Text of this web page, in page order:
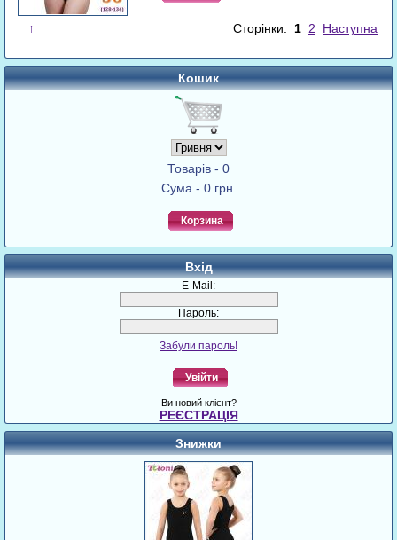
↑ Сторінки: 1 2 Наступна
Кошик
Товарів - 0
Сума - 0 грн.
Корзина
Вхід
E-Mail:
Пароль:
Забули пароль!
Увійти
Ви новий клієнт?
РЕЄСТРАЦІЯ
Знижки